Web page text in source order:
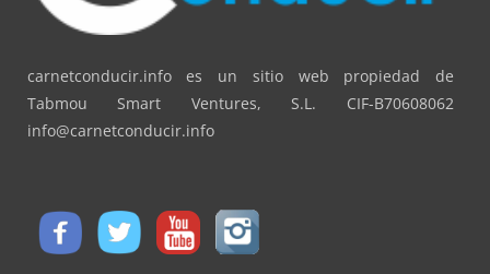
carnetconducir.info es un sitio web propiedad de
Tabmou Smart Ventures, S.L. CIF-B70608062
info@carnetconducir.info